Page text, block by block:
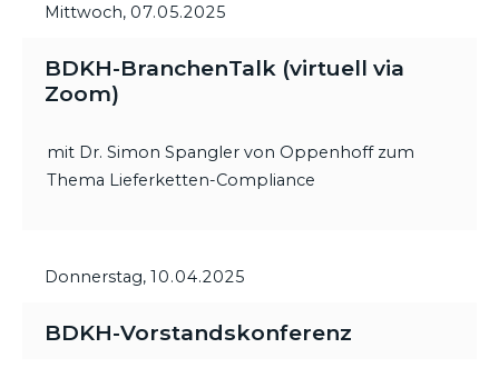
Mittwoch, 07.05.2025
BDKH-BranchenTalk (virtuell via
Zoom)
mit Dr. Simon Spangler von Oppenhoff zum
Thema Lieferketten-Compliance
Donnerstag, 10.04.2025
BDKH-Vorstandskonferenz